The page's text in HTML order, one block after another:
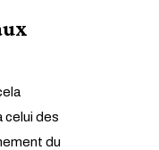
celui des
du